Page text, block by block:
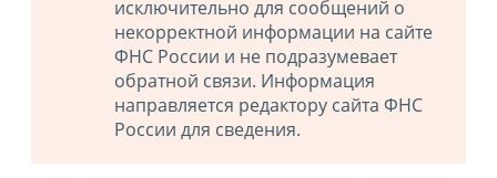
исключительно для сообщений о
некорректной информации на сайте
ФНС России и не подразумевает
обратной связи. Информация
направляется редактору сайта ФНС
России для сведения.